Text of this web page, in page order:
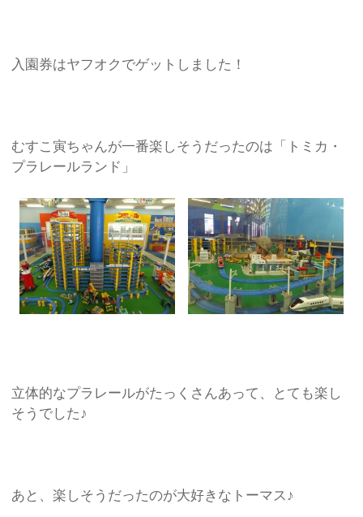
入園券はヤフオクでゲットしました！
むすこ寅ちゃんが一番楽しそうだったのは「トミカ・
プラレールランド」
立体的なプラレールがたっくさんあって、とても楽し
そうでした♪
あと、楽しそうだったのが大好きなトーマス♪